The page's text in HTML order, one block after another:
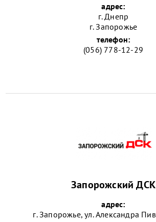
адрес:
г. Днепр
г. Запорожье
телефон:
(056) 778-12-29
Запорожский ДСК
адрес:
г. Запорожье, ул. Александра